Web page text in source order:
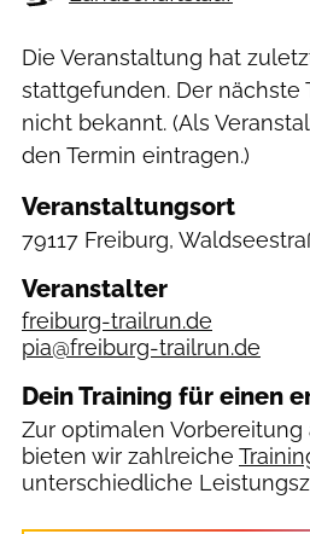
Die Veranstaltung hat
stattgefunden. Der nächste
nicht bekannt. (Als
den Termin eintragen.)
Veranstaltungsort
79117 Freiburg,
Veranstalter
freiburg-trailrun.de
pia@freiburg-trailrun.de
Dein Training für einen
Zur optimalen
bieten wir zahlreiche
unterschiedliche